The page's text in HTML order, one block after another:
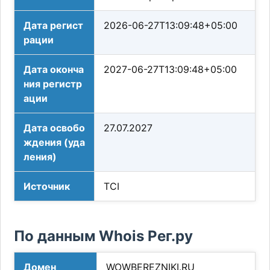
Дата регист
рации
2026-06-27T13:09:48+05:00
Дата оконча
ния регистр
ации
2027-06-27T13:09:48+05:00
Дата освобо
ждения (уда
ления)
27.07.2027
Источник TCI
По данным Whois Рег.ру
Домен WOWBEREZNIKI.RU